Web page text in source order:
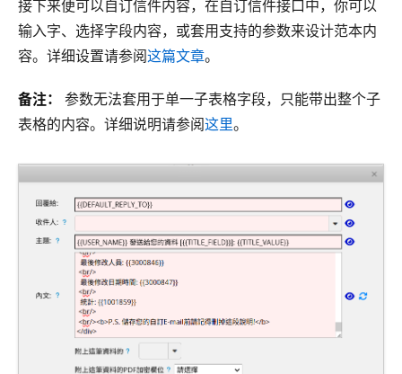
接下来便可以自订信件内容，在自订信件接口中，你可以
输入字、选择字段内容，或套用支持的参数来设计范本内
容。详细设置请参阅这篇文章。
备注：
参数无法套用于单一子表格字段，只能带出整个子
表格的内容。详细说明请参阅这里。